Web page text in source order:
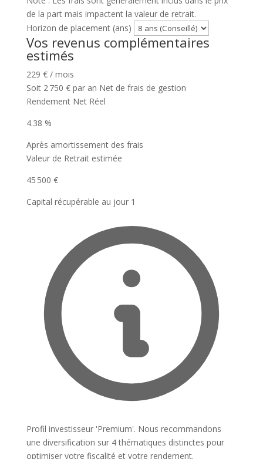
de la part mais impactent la valeur de retrait.
Horizon de placement (ans)
Vos revenus complémentaires
estimés
229 € / mois
Soit 2 750 € par an Net de frais de gestion
Rendement Net Réel
4.38 %
Après amortissement des frais
Valeur de Retrait estimée
45 500 €
Capital récupérable au jour 1
Profil investisseur 'Premium'. Nous recommandons
une diversification sur 4 thématiques distinctes pour
optimiser votre fiscalité et votre rendement.